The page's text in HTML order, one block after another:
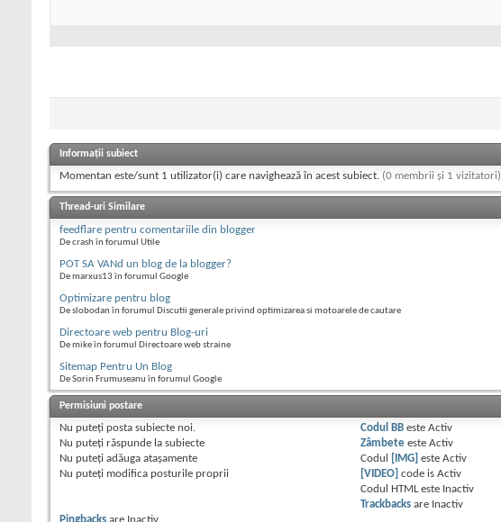
Informații subiect
Momentan este/sunt 1 utilizator(i) care navighează în acest subiect. (0 membrii și 1 vizitatori)
Thread-uri Similare
feedflare pentru comentariile din blogger
De crash în forumul Utile
POT SA VANd un blog de la blogger?
De marxus13 în forumul Google
Optimizare pentru blog
De slobodan în forumul Discutii generale privind optimizarea si motoarele de cautare
Directoare web pentru Blog-uri
De mike în forumul Directoare web straine
Sitemap Pentru Un Blog
De Sorin Frumuseanu în forumul Google
Permisiuni postare
Nu puteţi posta subiecte noi.
Nu puteţi răspunde la subiecte
Nu puteţi adăuga ataşamente
Nu puteţi modifica posturile proprii
Codul BB esteActiv
Zâmbete esteActiv
Codul
[IMG] esteActiv
[VIDEO] code isActiv
Codul HTML este Inactiv
Trackbacks are Inactiv